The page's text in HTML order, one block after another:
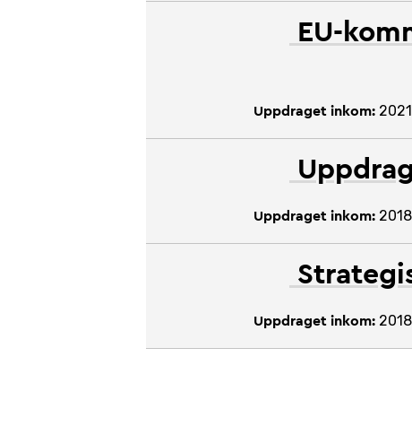
EU-
Uppdraget inkom: 2021
Uppdraget inkom: 2018
Uppdraget inkom: 2018